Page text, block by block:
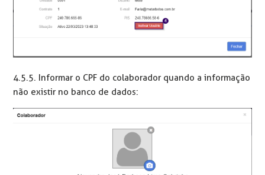
4.5.5. Informar o CPF do colaborador quando a informação
não existir no banco de dados: